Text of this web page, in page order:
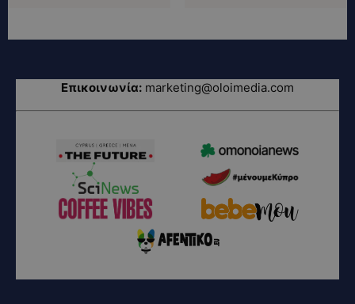
Επικοινωνία: marketing@oloimedia.com